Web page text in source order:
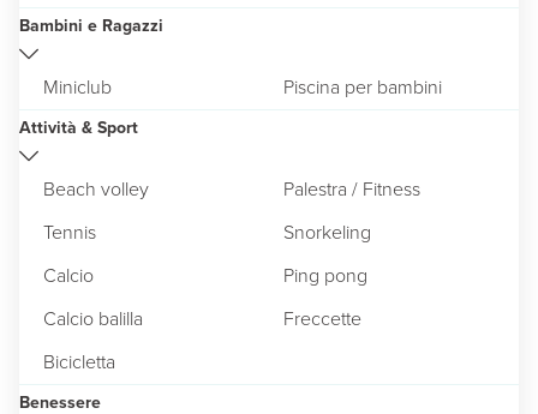
Bambini e Ragazzi
Miniclub Piscina per bambini
Attività & Sport
Beach volley
Palestra / Fitness
Tennis
Snorkeling
Calcio
Ping pong
Calcio balilla
Freccette
Bicicletta
Benessere